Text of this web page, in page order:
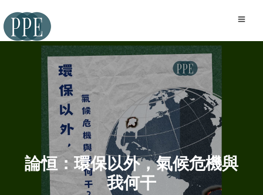
論恒：環保以外，氣候危機與
我何干